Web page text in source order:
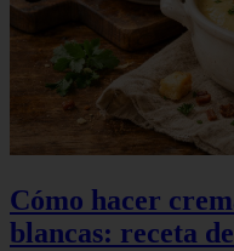
Cómo hacer
blancas: receta